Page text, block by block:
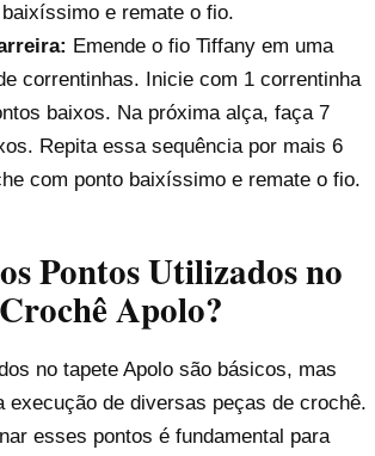
e remate o fio.
Emende o fio Tiffany em uma
correntinhas. Inicie com 1 correntinha
baixos. Na próxima alça, faça 7
Repita essa sequência por mais 6
com ponto baixíssimo e remate o fio.
Pontos Utilizados no
Apolo?
no tapete Apolo são básicos, mas
execução de diversas peças de crochê.
esses pontos é fundamental para